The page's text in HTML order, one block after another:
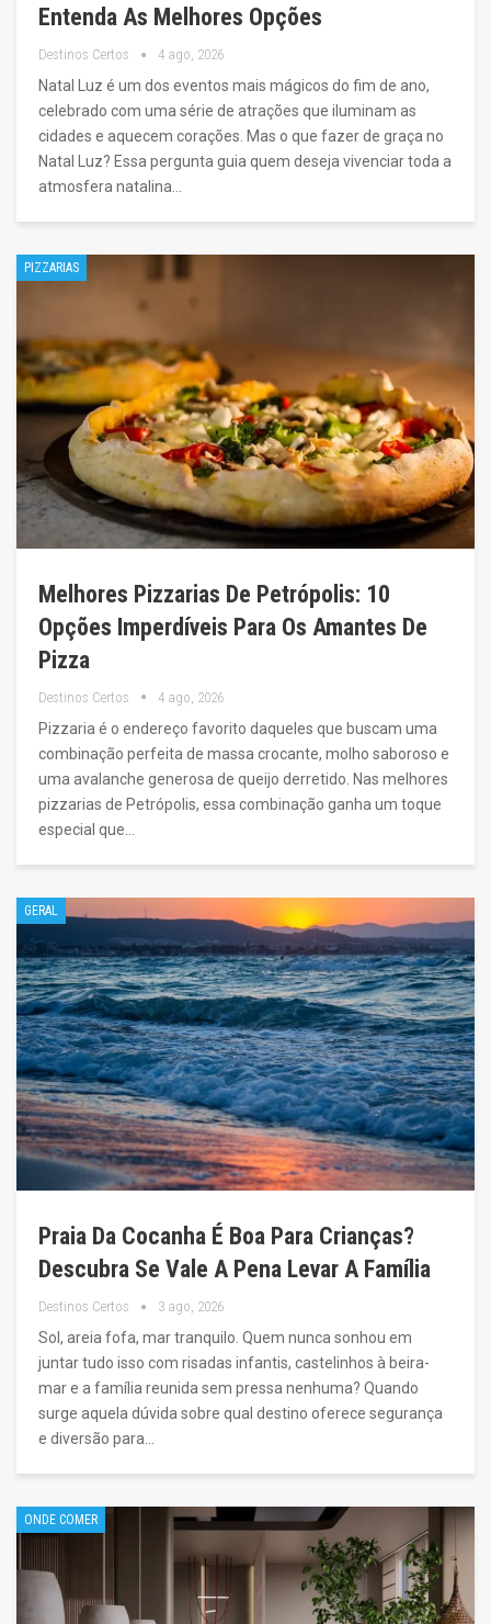
Entenda As Melhores Opções
Destinos Certos 4 ago, 2026
Natal Luz é um dos eventos mais mágicos do fim de ano,
celebrado com uma série de atrações que iluminam as
cidades e aquecem corações. Mas o que fazer de graça no
Natal Luz? Essa pergunta guia quem deseja vivenciar toda a
atmosfera natalina…
PIZZARIAS
Melhores Pizzarias De Petrópolis: 10
Opções Imperdíveis Para Os Amantes De
Pizza
Destinos Certos 4 ago, 2026
Pizzaria é o endereço favorito daqueles que buscam uma
combinação perfeita de massa crocante, molho saboroso e
uma avalanche generosa de queijo derretido. Nas melhores
pizzarias de Petrópolis, essa combinação ganha um toque
especial que…
GERAL
Praia Da Cocanha É Boa Para Crianças?
Descubra Se Vale A Pena Levar A Família
Destinos Certos 3 ago, 2026
Sol, areia fofa, mar tranquilo. Quem nunca sonhou em
juntar tudo isso com risadas infantis, castelinhos à beira-
mar e a família reunida sem pressa nenhuma? Quando
surge aquela dúvida sobre qual destino oferece segurança
e diversão para…
ONDE COMER